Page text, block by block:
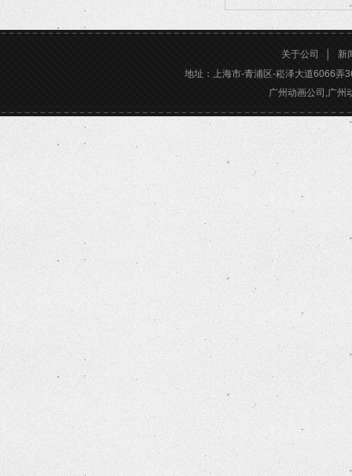
2026/02/24
关于公司
新
地址：上海市-青浦区-崧泽大道6066弄
广州动画公司,广州